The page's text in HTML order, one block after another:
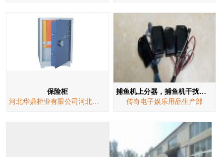
保险柜
河北华鼎柜业有限公司河北华鼎柜业有限公司销售部
捕鱼机上分器，捕鱼机干扰器，业务QQ：3152666497
传奇电子娱乐用品生产部